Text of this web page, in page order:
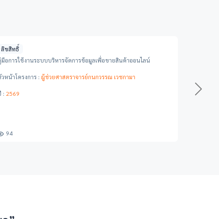
ลิขสิทธิ์
อการใช้งานระบบบริหารจัดการข้อมูลเพื่อขายสินค้าออนไลน์
หน้าโครงการ : ผู้ช่วยศาสตราจารย์กนกวรรณ เวชกามา
: 2569
94
Next